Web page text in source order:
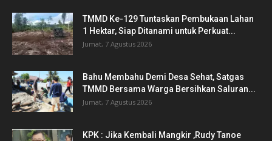
TMMD Ke-129 Tuntaskan Pembukaan Lahan
1 Hektar, Siap Ditanami untuk Perkuat...
Jumat, 7 Agustus 2026
Bahu Membahu Demi Desa Sehat, Satgas
TMMD Bersama Warga Bersihkan Saluran...
Jumat, 7 Agustus 2026
KPK : Jika Kembali Mangkir ,Rudy Tanoe